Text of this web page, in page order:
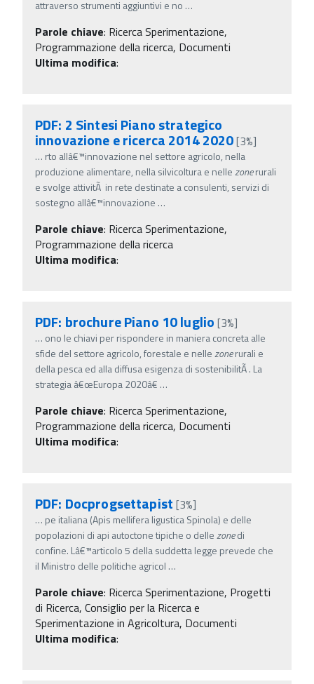
attraverso strumenti aggiuntivi e no …
Parole chiave: Ricerca Sperimentazione,
Programmazione della ricerca, Documenti
Ultima modifica:
PDF: 2 Sintesi Piano strategico
innovazione e ricerca 2014 2020[3%]
… rto allâ€™innovazione nel settore agricolo, nella
produzione alimentare, nella silvicoltura e nellezonerurali
e svolge attivitÃ in rete destinate a consulenti, servizi di
sostegno allâ€™innovazione …
Parole chiave: Ricerca Sperimentazione,
Programmazione della ricerca
Ultima modifica:
PDF: brochure Piano 10 luglio [3%]
… ono le chiavi per rispondere in maniera concreta alle
sfide del settore agricolo, forestale e nellezonerurali e
della pesca ed alla diffusa esigenza di sostenibilitÃ . La
strategia â€œEuropa 2020â€ …
Parole chiave: Ricerca Sperimentazione,
Programmazione della ricerca, Documenti
Ultima modifica:
PDF: Docprogsettapist [3%]
… pe italiana (Apis mellifera ligustica Spinola) e delle
popolazioni di api autoctone tipiche o dellezonedi
confine. Lâ€™articolo 5 della suddetta legge prevede che
il Ministro delle politiche agricol …
Parole chiave: Ricerca Sperimentazione, Progetti
di Ricerca, Consiglio per la Ricerca e
Sperimentazione in Agricoltura, Documenti
Ultima modifica: